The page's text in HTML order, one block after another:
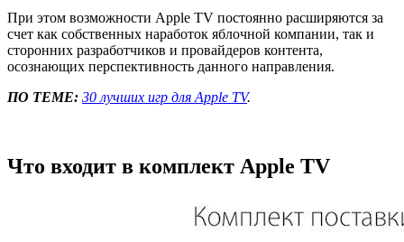
При этом возможности Apple TV постоянно расширяются за
счет как собственных наработок яблочной компании, так и
сторонних разработчиков и провайдеров контента,
осознающих перспективность данного направления.
ПО ТЕМЕ: 30 лучших игр для Apple TV.
Что входит в комплект Apple TV